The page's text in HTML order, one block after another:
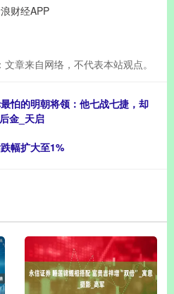
财经APP
章来自网络，不代表本站观点。
怕的明朝将领：他七战七捷，却
金_天启
幅扩大至1%